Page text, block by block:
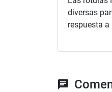
diversas
respuesta
chat